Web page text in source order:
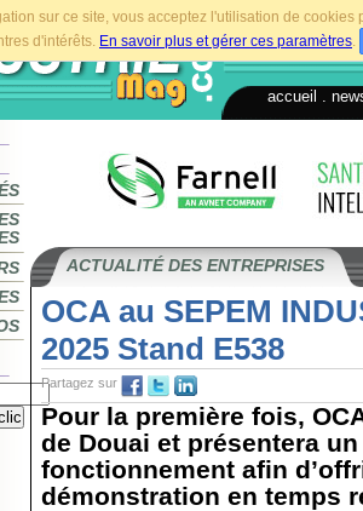
sur ce site, vous acceptez l'utilisation de
d'intérêts. En savoir plus et gérer ces paramètres.
accueil
ACTUALITÉ DES ENTREPRISES
OCA au SEPEM
2025 Stand E538
Partagez sur
Pour la première fois,
de Douai et présentera
fonctionnement afin
démonstration en temps